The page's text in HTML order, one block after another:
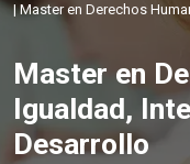
Master en Derechos
Master en
Igualdad,
Desarrollo